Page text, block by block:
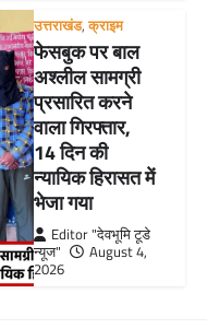
उत्तराखंड,क्राइम
फेसबुक पर बाल
अश्लील सामग्री
प्रसारित करने
वाला गिरफ्तार,
14 दिन की
न्यायिक हिरासत में
भेजा गया
Editor "देवभूमि टूडे
न्यूज"
August 4,
2026